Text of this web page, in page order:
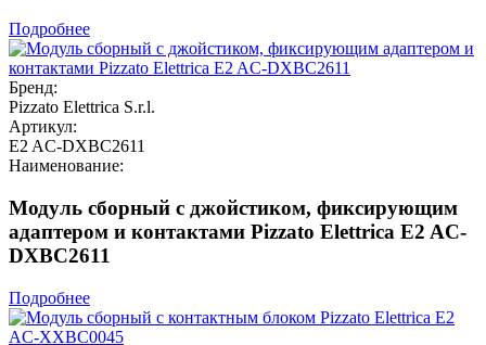
Подробнее
Бренд:
Pizzato Elettrica S.r.l.
Артикул:
E2 AC-DXBC2611
Наименование:
Модуль сборный с джойстиком, фиксирующим
адаптером и контактами Pizzato Elettrica E2 AC-
DXBC2611
Подробнее